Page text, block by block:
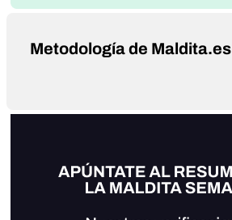
Metodología de Maldita.es